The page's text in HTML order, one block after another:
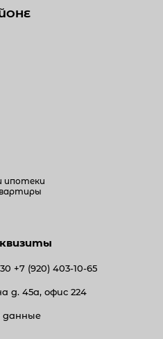
ипотеки
+7 (920) 403-10-65
д. 45а, офис 224
данные